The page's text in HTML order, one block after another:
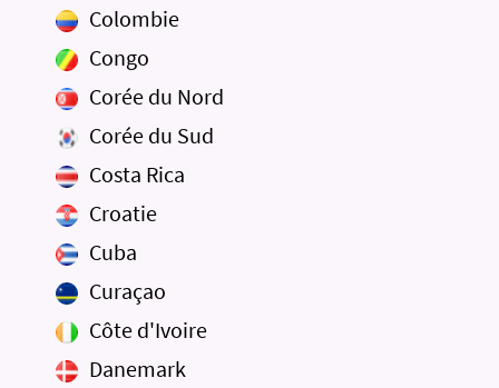
Colombie
Congo
Corée du Nord
Corée du Sud
Costa Rica
Croatie
Cuba
Curaçao
Côte d'Ivoire
Danemark